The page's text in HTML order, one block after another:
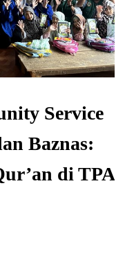
Service
Baznas:
di TPA